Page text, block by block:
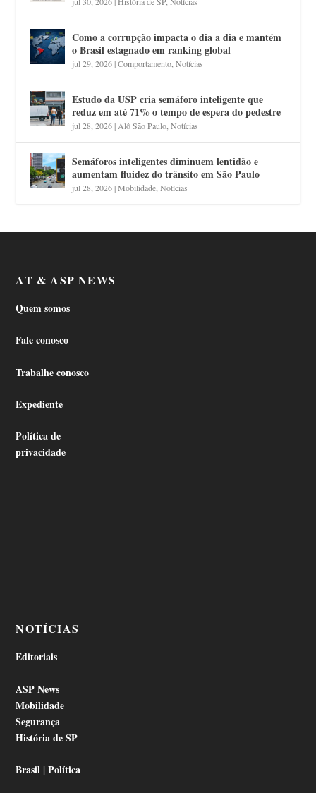
Como a corrupção impacta o dia a dia e mantém
o Brasil estagnado em ranking global
jul 29, 2026|Comportamento ,Notícias
Estudo da USP cria semáforo inteligente que
reduz em até 71% o tempo de espera do pedestre
jul 28, 2026| Alô São Paulo ,Notícias
Semáforos inteligentes diminuem lentidão e
aumentam fluidez do trânsito em São Paulo
jul 28, 2026|Mobilidade ,Notícias
AT & ASP NEWS
Quem somos
Fale conosco
Trabalhe conosco
Expediente
Política de
privacidade
NOTÍCIAS
Editoriais
ASP News
Mobilidade
Segurança
História de SP
Brasil | Política